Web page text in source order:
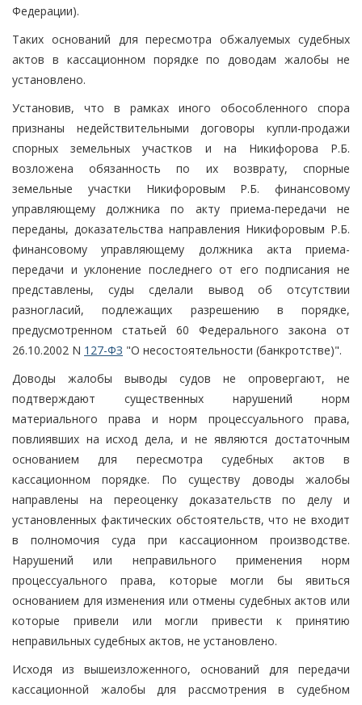
Федерации).
Таких оснований для пересмотра обжалуемых судебных
актов в кассационном порядке по доводам жалобы не
установлено.
Установив, что в рамках иного обособленного спора
признаны недействительными договоры купли-продажи
спорных земельных участков и на Никифорова Р.Б.
возложена обязанность по их возврату, спорные
земельные участки Никифоровым Р.Б. финансовому
управляющему должника по акту приема-передачи не
переданы, доказательства направления Никифоровым Р.Б.
финансовому управляющему должника акта приема-
передачи и уклонение последнего от его подписания не
представлены, суды сделали вывод об отсутствии
разногласий, подлежащих разрешению в порядке,
предусмотренном статьей 60 Федерального закона от
26.10.2002 N 127-ФЗ "О несостоятельности (банкротстве)".
Доводы жалобы выводы судов не опровергают, не
подтверждают существенных нарушений норм
материального права и норм процессуального права,
повлиявших на исход дела, и не являются достаточным
основанием для пересмотра судебных актов в
кассационном порядке. По существу доводы жалобы
направлены на переоценку доказательств по делу и
установленных фактических обстоятельств, что не входит
в полномочия суда при кассационном производстве.
Нарушений или неправильного применения норм
процессуального права, которые могли бы явиться
основанием для изменения или отмены судебных актов или
которые привели или могли привести к принятию
неправильных судебных актов, не установлено.
Исходя из вышеизложенного, оснований для передачи
кассационной жалобы для рассмотрения в судебном